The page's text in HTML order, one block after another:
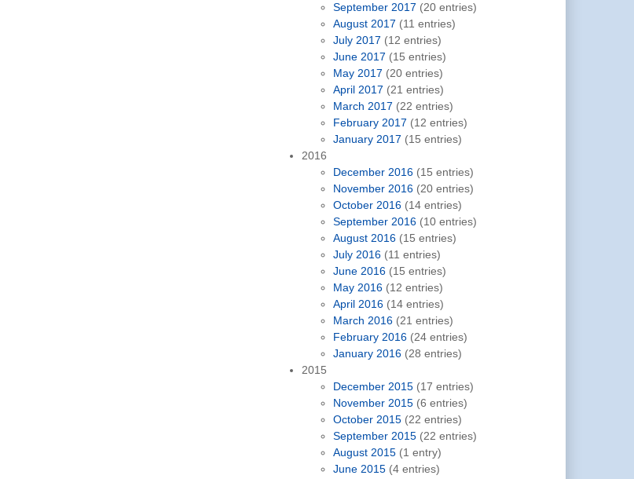
September 2017 (20 entries)
August 2017 (11 entries)
July 2017 (12 entries)
June 2017 (15 entries)
May 2017 (20 entries)
April 2017 (21 entries)
March 2017 (22 entries)
February 2017 (12 entries)
January 2017 (15 entries)
2016
December 2016 (15 entries)
November 2016 (20 entries)
October 2016 (14 entries)
September 2016 (10 entries)
August 2016 (15 entries)
July 2016 (11 entries)
June 2016 (15 entries)
May 2016 (12 entries)
April 2016 (14 entries)
March 2016 (21 entries)
February 2016 (24 entries)
January 2016 (28 entries)
2015
December 2015 (17 entries)
November 2015 (6 entries)
October 2015 (22 entries)
September 2015 (22 entries)
August 2015 (1 entry)
June 2015 (4 entries)